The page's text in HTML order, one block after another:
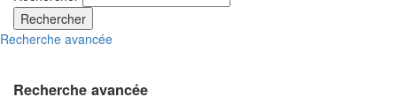
Rechercher
Recherche avancée
Recherche avancée